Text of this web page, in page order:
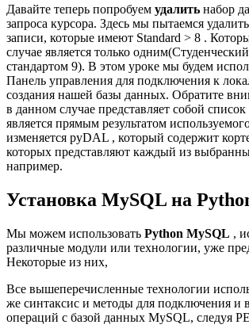
Давайте теперь попробуем удалить набор
запроса курсора. Здесь мы пытаемся
записи, которые имеют Standard > 8 .
случае является только
стандартом 9). В этом уроке мы будем
Панель управления для подключения к
создания нашей базы данных. Обратите
в данном случае представляет собой
является прямым результатом
изменяется pyDAL , который содержит
которых представляют каждый из
например.
Установка MySQL на
Мы можем использовать Python MySQL ,
различные модули или технологии, уже
Некоторые из них,
Все вышеперечисленные технологии
же синтаксис и методы для подключения и
операций с базой данных MySQL, следуя